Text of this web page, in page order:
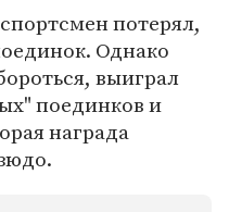
потерял,
Однако
выиграл
поединков и
награда